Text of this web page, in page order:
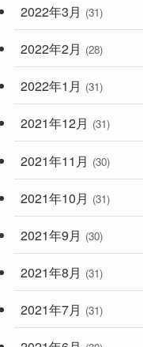
2022年3月 (31)
2022年2月 (28)
2022年1月 (31)
2021年12月 (31)
2021年11月 (30)
2021年10月 (31)
2021年9月 (30)
2021年8月 (31)
2021年7月 (31)